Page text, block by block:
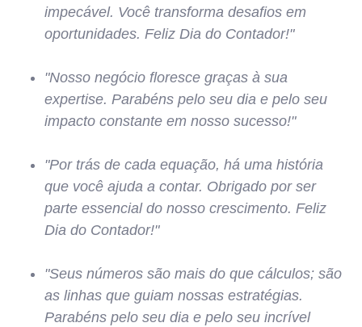
impecável. Você transforma desafios em
oportunidades. Feliz Dia do Contador!"
"Nosso negócio floresce graças à sua
expertise. Parabéns pelo seu dia e pelo seu
impacto constante em nosso sucesso!"
"Por trás de cada equação, há uma história
que você ajuda a contar. Obrigado por ser
parte essencial do nosso crescimento. Feliz
Dia do Contador!"
"Seus números são mais do que cálculos; são
as linhas que guiam nossas estratégias.
Parabéns pelo seu dia e pelo seu incrível